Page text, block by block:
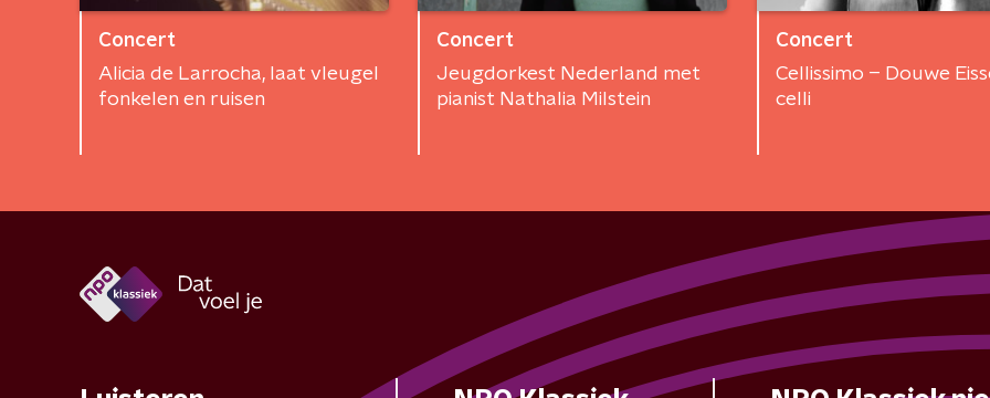
Concert
Alicia de Larrocha, laat vleugel
fonkelen en ruisen
Concert
Jeugdorkest Nederland met
pianist Nathalia Milstein
Concert
Cellissimo – Douwe
celli